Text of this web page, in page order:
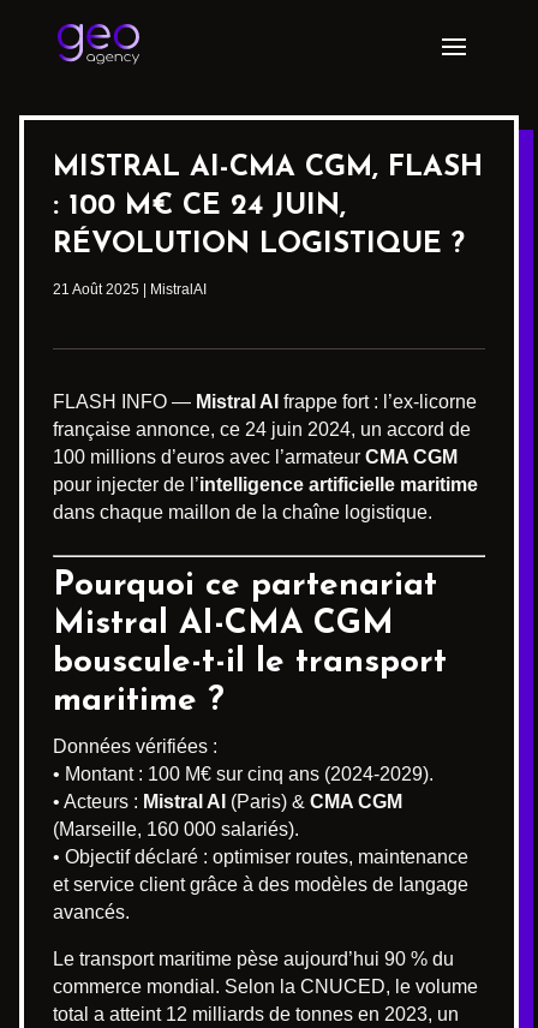
MISTRAL AI-CMA CGM, FLASH
: 100 M€ CE 24 JUIN,
RÉVOLUTION LOGISTIQUE ?
21 Août 2025 MistralAI
FLASH INFO — Mistral AI frappe fort : l’ex-licorne
française annonce, ce 24 juin 2024, un accord de
100 millions d’euros avec l’armateur CMA CGM
pour injecter de l’intelligence artificielle maritime
dans chaque maillon de la chaîne logistique.
Pourquoi ce partenariat
Mistral AI-CMA CGM
bouscule-t-il le transport
maritime ?
Données vérifiées :
• Montant : 100 M€ sur cinq ans (2024-2029).
• Acteurs : Mistral AI (Paris) & CMA CGM
(Marseille, 160 000 salariés).
• Objectif déclaré : optimiser routes, maintenance
et service client grâce à des modèles de langage
avancés.
Le transport maritime pèse aujourd’hui 90 % du
commerce mondial. Selon la CNUCED, le volume
total a atteint 12 milliards de tonnes en 2023, un